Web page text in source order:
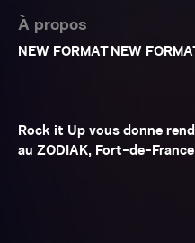
À propos
NEW FORMAT NEW
Rock it Up vous donne
au ZODIAK, Fort-de-France